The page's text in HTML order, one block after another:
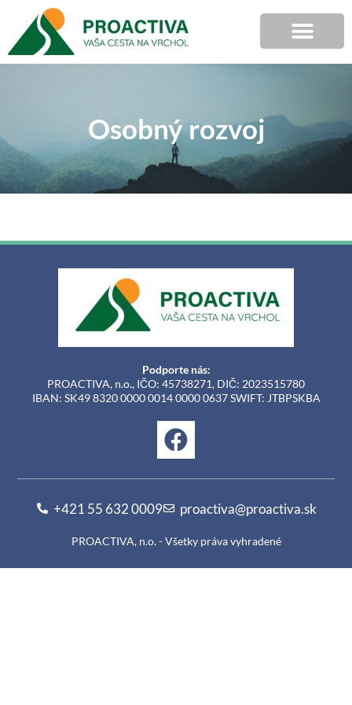
Osobný rozvoj
Podporte nás:
PROACTIVA, n.o., IČO: 45738271, DIČ: 2023515780
IBAN: SK49 8320 0000 0014 0000 0637 SWIFT: JTBPSKBA
+421 55 632 0009 proactiva@proactiva.sk
PROACTIVA, n.o. - Všetky práva vyhradené